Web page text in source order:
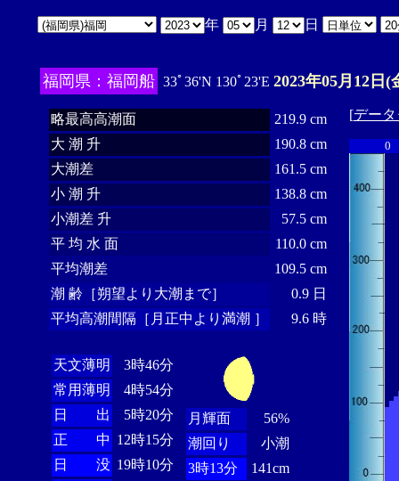
年 月 日
福岡県：福岡船 33ﾟ36'N 130ﾟ23'E 2023年05月12日(
略最高高潮面
219.9 cm
大 潮 升
190.8 cm
大潮差
161.5 cm
小 潮 升
138.8 cm
小潮差 升
57.5 cm
平 均 水 面
110.0 cm
平均潮差
109.5 cm
潮 齢［朔望より大潮まで］
0.9 日
平均高潮間隔［月正中より満潮 ］
9.6 時
天文薄明
3時46分
常用薄明
4時54分
日 出
5時20分
正 中 12時15分
日 没 19時10分
月輝面
56%
潮回り
小潮
3時13分
141cm
[デー
0